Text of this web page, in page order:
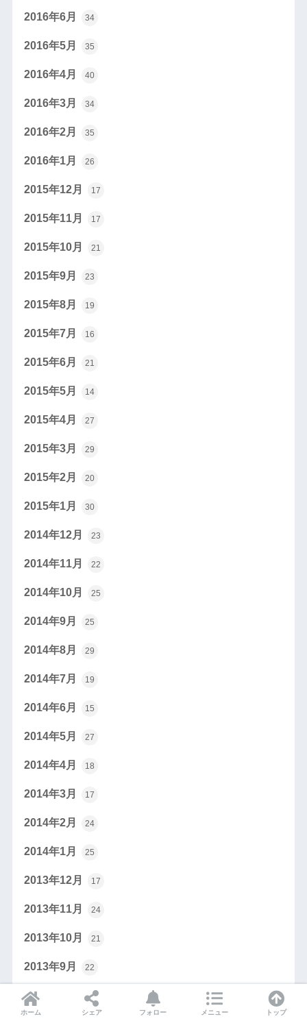
2016年6月 34
2016年5月 35
2016年4月 40
2016年3月 34
2016年2月 35
2016年1月 26
2015年12月 17
2015年11月 17
2015年10月 21
2015年9月 23
2015年8月 19
2015年7月 16
2015年6月 21
2015年5月 14
2015年4月 27
2015年3月 29
2015年2月 20
2015年1月 30
2014年12月 23
2014年11月 22
2014年10月 25
2014年9月 25
2014年8月 29
2014年7月 19
2014年6月 15
2014年5月 27
2014年4月 18
2014年3月 17
2014年2月 24
2014年1月 25
2013年12月 17
2013年11月 24
2013年10月 21
2013年9月 22
2013年8月 24
ホーム シェア フォロー メニュー トップ